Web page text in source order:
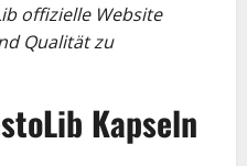
offizielle Website
Qualität zu
Kapseln